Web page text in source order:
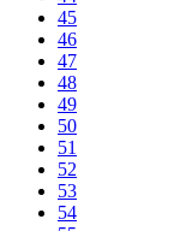
45
46
47
48
49
50
51
52
53
54